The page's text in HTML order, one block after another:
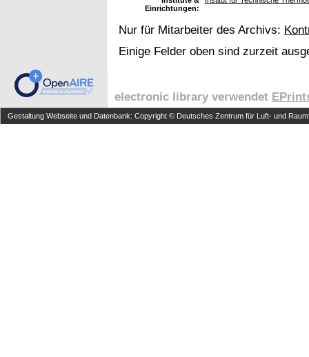
Einrichtungen:
Nur für Mitarbeiter des Archivs:
Einige Felder oben sind zurzeit
electronic library verwendet
Gestaltung Webseite und Datenbank: Copyright © Deutsches Zentrum für Luft- und